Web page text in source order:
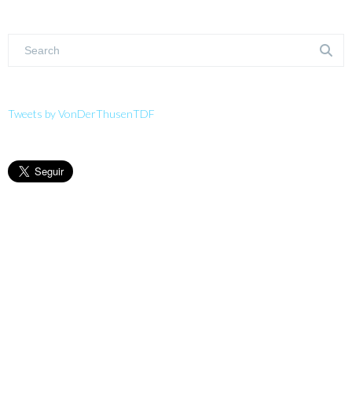
Tweets by VonDerThusenTDF